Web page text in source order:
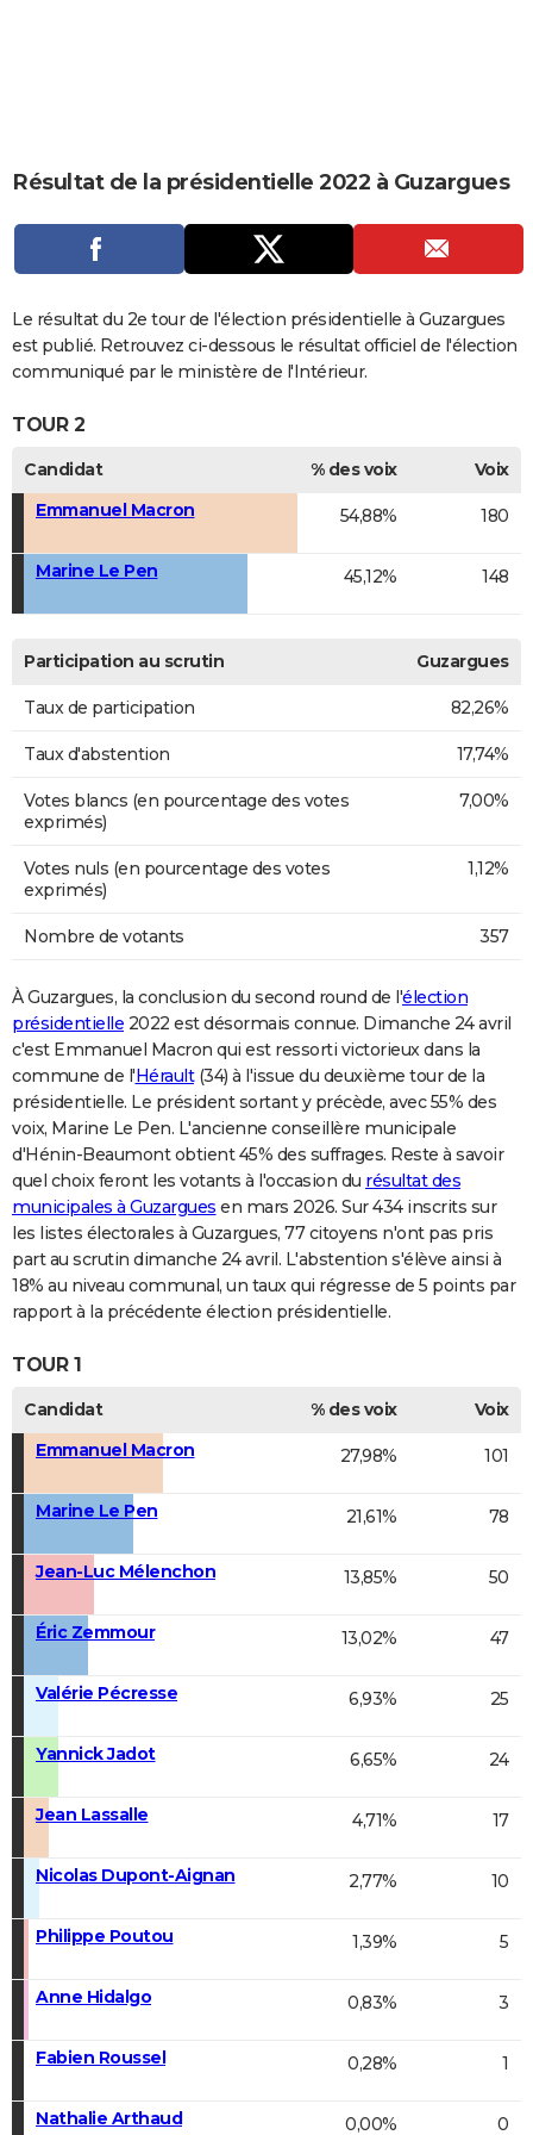
CARTE DE VOEUX
DICTIONNAIRE
Dictionnaire
Biographies
Expressions
Proverbes
PROGRAMME TV
COPAINS D'AVANT
S'inscrire
Se connecter
Lycées
Collèges
Primaires
Universités
Entreprises
Service militaire
Avis de recherche
AVIS DE DÉCÈS
FORUM
Bricolage
Culture
Television
Voyage
Résultat de la présidentielle 2022 à Guzargues
Le résultat du 2e tour de l'élection présidentielle à Guzargues
est publié. Retrouvez ci-dessous le résultat officiel de l'élection
communiqué par le ministère de l'Intérieur.
TOUR 2
Candidat % des voix
Voix
Emmanuel Macron
54,88% 180
Marine Le Pen 45,12% 148
Participation au scrutin Guzargues
Taux de participation 82,26%
Taux d'abstention 17,74%
Votes blancs (en pourcentage des votes
exprimés)
7,00%
Votes nuls (en pourcentage des votes
exprimés)
1,12%
Nombre de votants 357
À Guzargues, la conclusion du second round de l'élection
présidentielle 2022 est désormais connue. Dimanche 24 avril
c'est Emmanuel Macron qui est ressorti victorieux dans la
commune de l'Hérault(34) à l'issue du deuxième tour de la
présidentielle. Le président sortant y précède, avec 55% des
voix, Marine Le Pen. L'ancienne conseillère municipale
d'Hénin-Beaumont obtient 45% des suffrages. Reste à savoir
quel choix feront les votants à l'occasion du résultat des
municipales à Guzargues en mars 2026. Sur 434 inscrits sur
les listes électorales à Guzargues, 77 citoyens n'ont pas pris
part au scrutin dimanche 24 avril. L'abstention s'élève ainsi à
18% au niveau communal, un taux qui régresse de 5 points par
rapport à la précédente élection présidentielle.
TOUR 1
Candidat % des voix
Voix
Emmanuel Macron
27,98% 101
Marine Le Pen 21,61% 78
Jean-Luc Mélenchon 13,85% 50
Éric Zemmour 13,02% 47
Valérie Pécresse 6,93% 25
Yannick Jadot 6,65% 24
Jean Lassalle 4,71% 17
Nicolas Dupont-Aignan 2,77% 10
Philippe Poutou 1,39% 5
Anne Hidalgo 0,83% 3
Fabien Roussel 0,28% 1
Nathalie Arthaud 0,00% 0